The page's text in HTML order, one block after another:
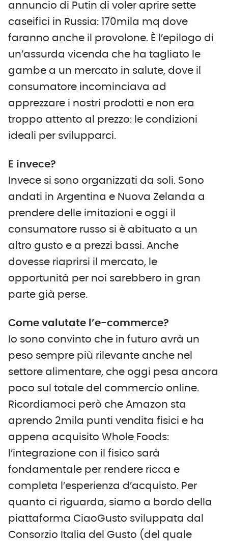
annuncio di Putin di voler aprire sette
caseifici in Russia: 170mila mq dove
faranno anche il provolone. È l’epilogo di
un’assurda vicenda che ha tagliato le
gambe a un mercato in salute, dove il
consumatore incominciava ad
apprezzare i nostri prodotti e non era
troppo attento al prezzo: le condizioni
ideali per svilupparci.
E invece?
Invece si sono organizzati da soli. Sono
andati in Argentina e Nuova Zelanda a
prendere delle imitazioni e oggi il
consumatore russo si è abituato a un
altro gusto e a prezzi bassi. Anche
dovesse riaprirsi il mercato, le
opportunità per noi sarebbero in gran
parte già perse.
Come valutate l’e-commerce?
Io sono convinto che in futuro avrà un
peso sempre più rilevante anche nel
settore alimentare, che oggi pesa ancora
poco sul totale del commercio online.
Ricordiamoci però che Amazon sta
aprendo 2mila punti vendita fisici e ha
appena acquisito Whole Foods:
l’integrazione con il fisico sarà
fondamentale per rendere ricca e
completa l’esperienza d’acquisto. Per
quanto ci riguarda, siamo a bordo della
piattaforma CiaoGusto sviluppata dal
Consorzio Italia del Gusto (del quale